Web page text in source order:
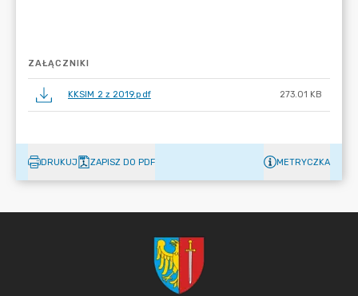
ZAŁĄCZNIKI
KKSIM 2 z 2019.pdf 273.01 KB
DRUKUJ ZAPISZ DO PDF METRYCZKA